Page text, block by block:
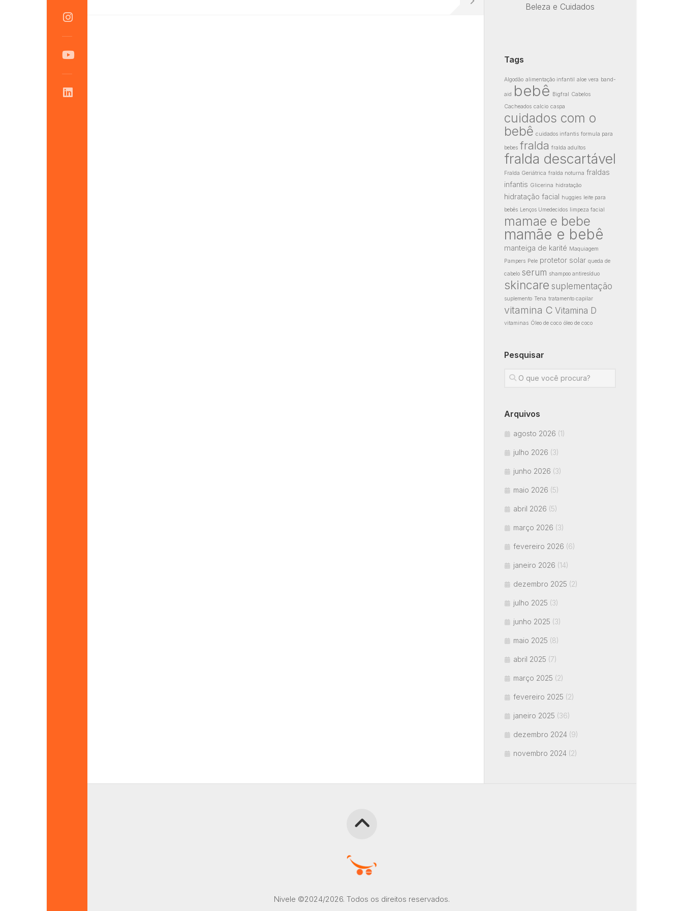
Beleza e Cuidados
Tags
Algodão alimentação infantil aloe vera band-
aid bebê Bigfral Cabelos
Cacheados calcio caspa
cuidados com o
bebê cuidados infantis formula para
bebes fralda fralda adultos
fralda descartável
Fralda Geriátrica fralda noturna fraldas
infantis Glicerina hidratação
hidratação facial huggies leite para
bebês Lenços Umedecidos limpeza facial
mamae e bebe
mamãe e bebê
manteiga de karité Maquiagem
Pampers Pele protetor solar queda de
cabelo serum shampoo antiresíduo
skincare suplementação
suplemento Tena tratamento capilar
vitamina C Vitamina D
vitaminas Óleo de coco óleo de coco
Pesquisar
Arquivos
agosto 2026 (1)
julho 2026 (3)
junho 2026 (3)
maio 2026 (5)
abril 2026 (5)
março 2026 (3)
fevereiro 2026 (6)
janeiro 2026 (14)
dezembro 2025 (2)
julho 2025 (3)
junho 2025 (3)
maio 2025 (8)
abril 2025 (7)
março 2025 (2)
fevereiro 2025 (2)
janeiro 2025 (36)
dezembro 2024 (9)
novembro 2024 (2)
Nivele ©2024/2026. Todos os direitos reservados.